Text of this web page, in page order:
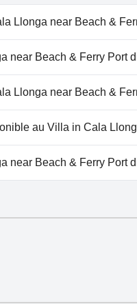
Llonga near Beach &
near Beach & Ferry
Piscine Extérieure.
near Beach & Ferry Port
à Villa in Cala Llonga
Llonga near Beach &
near Beach & Ferry
au Villa in Cala
à Villa in Cala
near Beach & Ferry Port